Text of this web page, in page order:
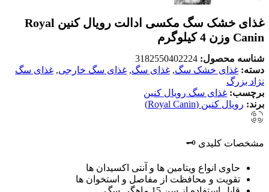
غذای خشک سگ مکسی ادالت رویال کنین Royal
Canin وزن 4 کیلوگرم
شناسه محصول: 3182550402224
دسته: غذای خشک سگ, غذای سگ, غذای سگ خارجی, غذای سگ
نژاد بزرگ
برچسب: غذای سگ رویال کنین
برند: رویال کنین (Royal Canin)
مشخصات کلیدی 🗝️
حاوی انواع ویتامین ها و آنتی اکسیدان ها
تقویت و محافظت از مفاصل و استخوان ها